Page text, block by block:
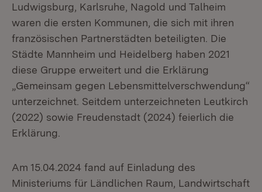
Ludwigsburg, Karlsruhe, Nagold und Talheim
waren die ersten Kommunen, die sich mit ihren
französischen Partnerstädten beteiligten. Die
Städte Mannheim und Heidelberg haben 2021
diese Gruppe erweitert und die Erklärung
„Gemeinsam gegen Lebensmittelverschwendung“
unterzeichnet. Seitdem unterzeichneten Leutkirch
(2022) sowie Freudenstadt (2024) feierlich die
Erklärung.
Am 15.04.2024 fand auf Einladung des
Ministeriums für Ländlichen Raum, Landwirtschaft